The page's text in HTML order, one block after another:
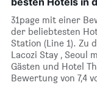
31page mit einer
der beliebtesten
Station (Line 1). Zu
Lacozi Stay , Seoul
Gästen und Hotel
Bewertung von 7,4